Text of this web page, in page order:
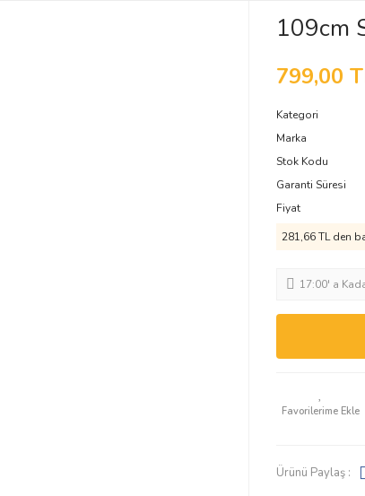
109cm
799,00
Kategori
Marka
Stok Kodu
Garanti Süresi
Fiyat
281,66 TL den
17:00' a
Ürünü Paylaş :